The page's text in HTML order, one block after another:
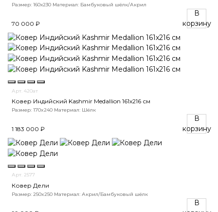
Размер: 160х230 Материал: Бамбуковый шёлк/Акрил
70 000 ₽
В
корзину
Арт. 420ат
Ковер Индийский Kashmir Medallion 161x216 см
Размер: 170x240 Материал: Шёлк
1 183 000 ₽
В
корзину
Арт. 2577
Ковер Дели
Размер: 250x250 Материал: Акрил/Бамбуковый шёлк
В